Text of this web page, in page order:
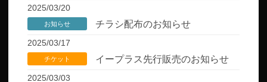
2025/03/20
お知らせ チラシ配布のお知らせ
2025/03/17
チケット イープラス先行販売のお知らせ
2025/03/03